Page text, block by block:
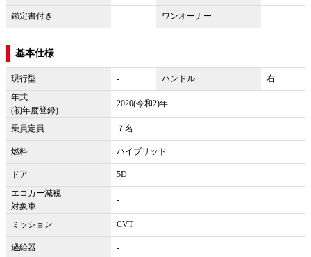
鑑定書付き - ワンオーナー -
基本仕様
現行型 - ハンドル
右
年式
(初年度登録)
2020(令和2)年
乗員定員 ７名
燃料 ハイブリッド
ドア
5D
エコカー減税
対象車
-
ミッション CVT
過給器 -